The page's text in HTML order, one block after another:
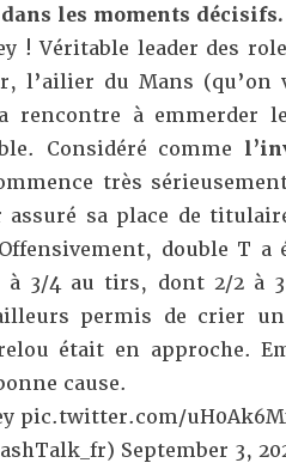
les moments décisifs.
! Véritable leader des
l’ailier du Mans (qu’on
rencontre à emmerder
Considéré comme
très
sa place de
double T a
3/4 au tirs, dont 2/2 à
permis de crier
était en approche.
cause.
pic.twitter.com/
September 3,